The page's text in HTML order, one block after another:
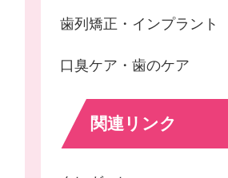
歯列矯正・インプラント
口臭ケア・歯のケア
関連リンク